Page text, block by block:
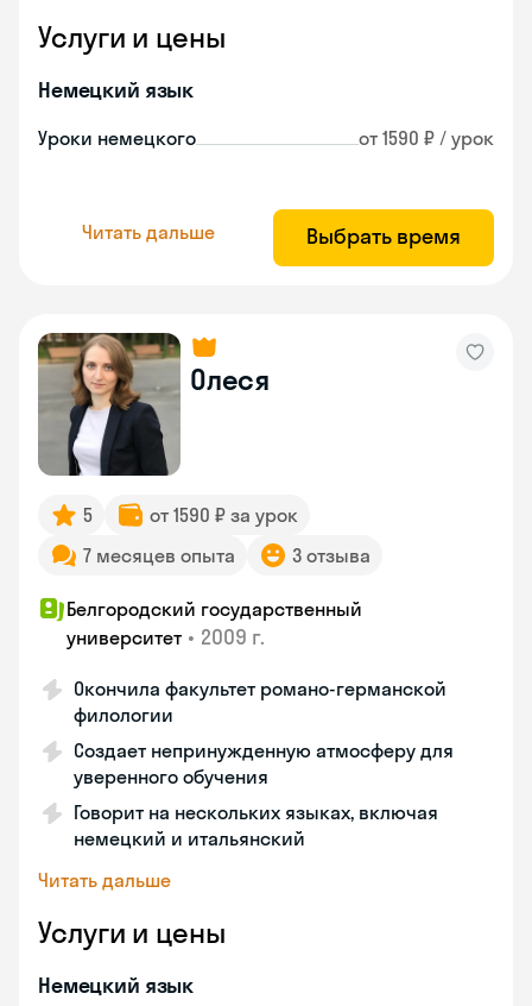
Услуги и цены
Немецкий язык
Уроки немецкого от 1590 ₽ / урок
Читать дальше Выбрать время
Олеся
5
от 1590 ₽ за урок
7 месяцев опыта
3 отзыва
Белгородский государственный
университет • 2009 г.
Окончила факультет романо-германской
филологии
Создает непринужденную атмосферу для
уверенного обучения
Говорит на нескольких языках, включая
немецкий и итальянский
Читать дальше
Услуги и цены
Немецкий язык